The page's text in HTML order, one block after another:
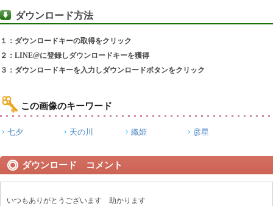
ダウンロード方法
１：ダウンロードキーの取得をクリック
２：LINE@に登録しダウンロードキーを獲得
３：ダウンロードキーを入力しダウンロードボタンをクリック
この画像のキーワード
七夕 天の川 織姫 彦星
ダウンロード コメント
いつもありがとうございます 助かります